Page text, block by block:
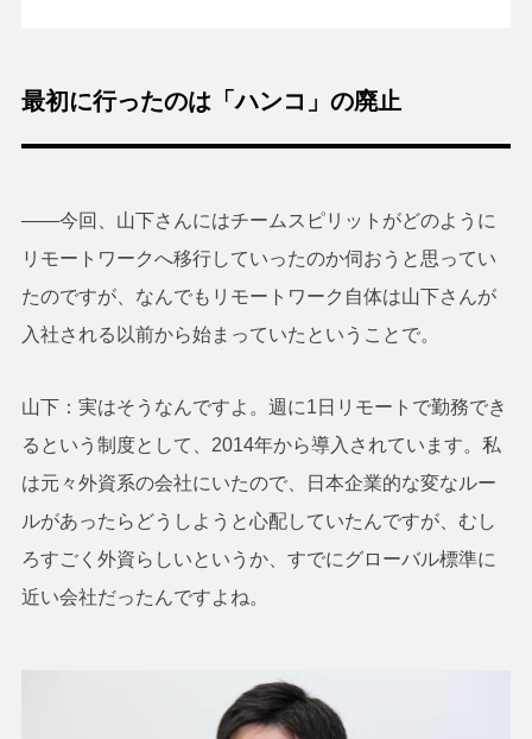
最初に行ったのは「ハンコ」の廃止
――今回、山下さんにはチームスピリットがどのように
リモートワークへ移行していったのか伺おうと思ってい
たのですが、なんでもリモートワーク自体は山下さんが
入社される以前から始まっていたということで。
山下：実はそうなんですよ。週に1日リモートで勤務でき
るという制度として、2014年から導入されています。私
は元々外資系の会社にいたので、日本企業的な変なルー
ルがあったらどうしようと心配していたんですが、むし
ろすごく外資らしいというか、すでにグローバル標準に
近い会社だったんですよね。